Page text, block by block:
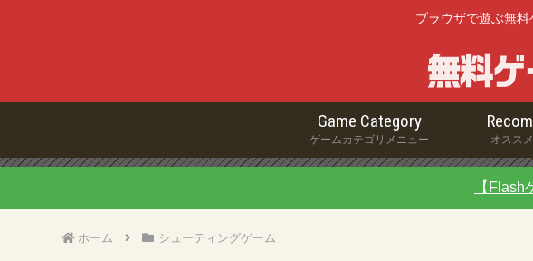
ブラウザで遊ぶ無
Game Category
ゲームカテゴリメニュー オスス
【Flash
ホーム シューティングゲーム